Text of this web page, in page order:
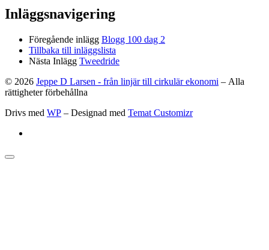
Inläggsnavigering
Föregående inlägg Blogg 100 dag 2
Tillbaka till inläggslista
Nästa Inlägg Tweedride
© 2026 Jeppe D Larsen - från linjär till cirkulär ekonomi – Alla
rättigheter förbehållna
Drivs med WP – Designad med Temat Customizr